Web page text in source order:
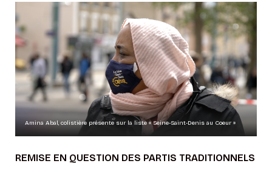
Amina Abal, colistière présente sur la liste « Seine-Saint-Denis au Coeur »
REMISE EN QUESTION DES PARTIS TRADITIONNELS